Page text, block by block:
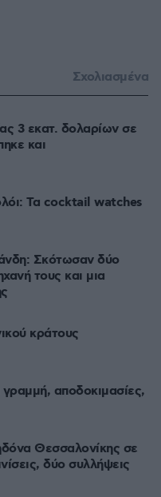
Σχολιασμένα
3 εκατ. δολαρίων σε
και
Τα cocktail watches
Σκότωσαν δύο
τους και μια
κράτους
αποδοκιμασίες,
Θεσσαλονίκης σε
δύο συλλήψεις